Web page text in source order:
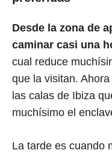
Desde la zona de
caminar casi una
cual reduce
que la visitan.
las calas de Ibiza
muchísimo el
La tarde es cuando